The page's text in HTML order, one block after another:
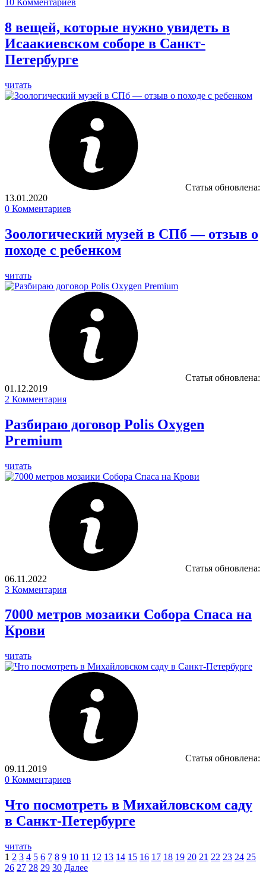
10 Комментариев
8 вещей, которые нужно увидеть в
Исаакиевском соборе в Санкт-
Петербурге
читать
Статья обновлена:
13.01.2020
0 Комментариев
Зоологический музей в СПб — отзыв о
походе с ребенком
читать
Статья обновлена:
01.12.2019
2 Комментария
Разбираю договор Polis Oxygen
Premium
читать
Статья обновлена:
06.11.2022
3 Комментария
7000 метров мозаики Собора Спаса на
Крови
читать
Статья обновлена:
09.11.2019
0 Комментариев
Что посмотреть в Михайловском саду
в Санкт-Петербурге
читать
1 2 3 4 5 6 7 8 9 10 11 12 13 14 15 16 17 18 19 20 21 22 23 24 25
26 27 28 29 30 Далее